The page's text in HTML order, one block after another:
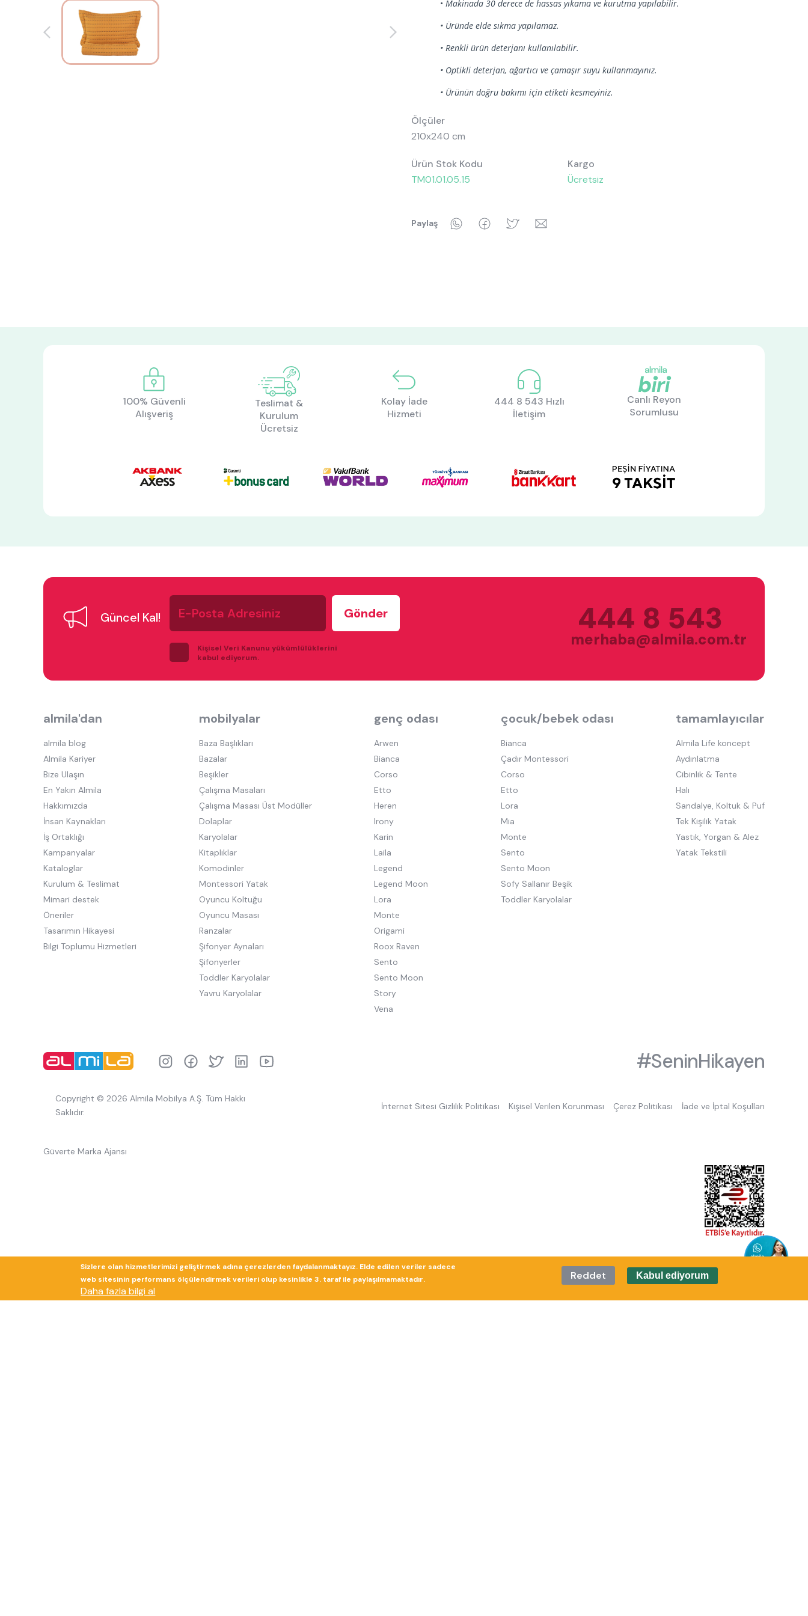
• Makinada 30 derece de hassas yıkama ve kurutma yapılabilir.
• Üründe elde sıkma yapılamaz.
• Renkli ürün deterjanı kullanılabilir.
• Optikli deterjan, ağartıcı ve çamaşır suyu kullanmayınız.
• Ürünün doğru bakımı için etiketi kesmeyiniz.
Ölçüler
210x240 cm
Ürün Stok Kodu
TM01.01.05.15
Kargo
Ücretsiz
Paylaş WhatsAppFacebookTwitter
100% Güvenli
Alışveriş
Teslimat &
Kurulum
Ücretsiz
Kolay İade
Hizmeti
444 8 543 Hızlı
İletişim
Canlı Reyon
Sorumlusu
Güncel Kal!
E-
Posta
Adresiniz
Kişisel Veri Kanunu yükümlülüklerini
kabul ediyorum.
444 8 543
merhaba@almila.com.tr
almila'dan
almila blog
Almila Kariyer
Bize Ulaşın
En Yakın Almila
Hakkımızda
İnsan Kaynakları
İş Ortaklığı
Kampanyalar
Kataloglar
Kurulum & Teslimat
Mimari destek
Öneriler
Tasarımın Hikayesi
Bilgi Toplumu Hizmetleri
mobilyalar
Baza Başlıkları
Bazalar
Beşikler
Çalışma Masaları
Çalışma Masası Üst Modüller
Dolaplar
Karyolalar
Kitaplıklar
Komodinler
Montessori Yatak
Oyuncu Koltuğu
Oyuncu Masası
Ranzalar
Şifonyer Aynaları
Şifonyerler
Toddler Karyolalar
Yavru Karyolalar
genç odası
Arwen
Bianca
Corso
Etto
Heren
Irony
Karin
Laila
Legend
Legend Moon
Lora
Monte
Origami
Roox Raven
Sento
Sento Moon
Story
Vena
çocuk/bebek odası
Bianca
Çadır Montessori
Corso
Etto
Lora
Mia
Monte
Sento
Sento Moon
Sofy Sallanır Beşik
Toddler Karyolalar
tamamlayıcılar
Almila Life koncept
Aydınlatma
Cibinlik & Tente
Halı
Sandalye, Koltuk & Puf
Tek Kişilik Yatak
Yastık, Yorgan & Alez
Yatak Tekstili
#SeninHikayen
Copyright © 2026 Almila Mobilya A.Ş. Tüm Hakkı
Saklıdır.
İnternet Sitesi Gizlilik Politikası Kişisel Verilen Korunması Çerez Politikası İade ve İptal Koşulları
Güverte Marka Ajansı
Sizlere olan hizmetlerimizi geliştirmek adına çerezlerden faydalanmaktayız. Elde edilen veriler sadece
web sitesinin performans ölçülendirmek verileri olup kesinlikle 3. taraf ile paylaşılmamaktadır.
Daha fazla bilgi al
Reddet Kabul ediyorum